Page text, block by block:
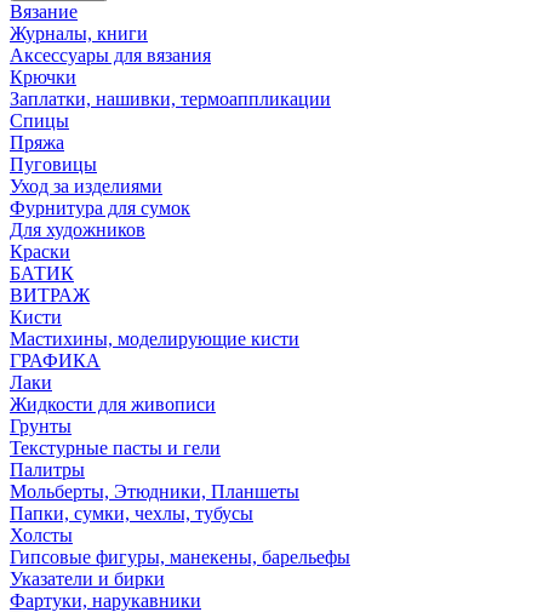
Вязание
Журналы, книги
Аксессуары для вязания
Крючки
Заплатки, нашивки, термоаппликации
Спицы
Пряжа
Пуговицы
Уход за изделиями
Фурнитура для сумок
Для художников
Краски
БАТИК
ВИТРАЖ
Кисти
Мастихины, моделирующие кисти
ГРАФИКА
Лаки
Жидкости для живописи
Грунты
Текстурные пасты и гели
Палитры
Мольберты, Этюдники, Планшеты
Папки, сумки, чехлы, тубусы
Холсты
Гипсовые фигуры, манекены, барельефы
Указатели и бирки
Фартуки, нарукавники